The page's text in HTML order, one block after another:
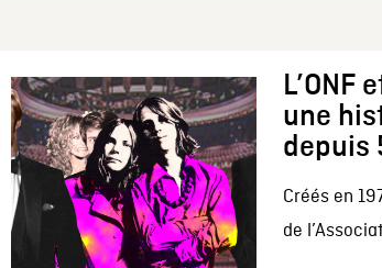
L’ONF
une
depuis
Créés en
de